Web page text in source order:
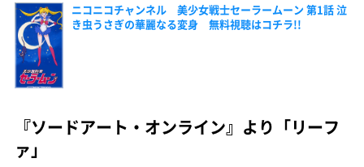
ニコニコチャンネル 美少女戦士セーラームーン 第1話 泣
き虫うさぎの華麗なる変身 無料視聴はコチラ!!
『ソードアート・オンライン』より「リーフ
ァ」